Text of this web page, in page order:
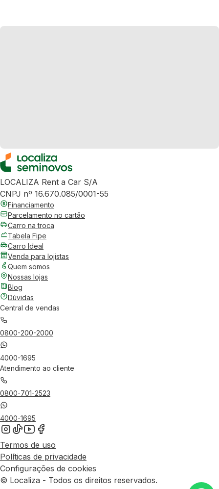
LOCALIZA Rent a Car S/A
CNPJ nº 16.670.085/0001-55
Financiamento
Parcelamento no cartão
Carro na troca
Tabela Fipe
Carro Ideal
Venda para lojistas
Quem somos
Nossas lojas
Blog
Dúvidas
Central de vendas
0800-200-2000
4000-1695
Atendimento ao cliente
0800-701-2523
4000-1695
Termos de uso
Políticas de privacidade
Configurações de cookies
© Localiza - Todos os direitos reservados.